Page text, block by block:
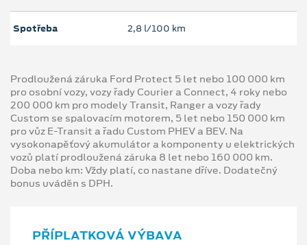
Spotřeba 2,8 l/100 km
Prodloužená záruka Ford Protect 5 let nebo 100 000 km
pro osobní vozy, vozy řady Courier a Connect, 4 roky nebo
200 000 km pro modely Transit, Ranger a vozy řady
Custom se spalovacím motorem, 5 let nebo 150 000 km
pro vůz E-Transit a řadu Custom PHEV a BEV. Na
vysokonapěťový akumulátor a komponenty u elektrických
vozů platí prodloužená záruka 8 let nebo 160 000 km.
Doba nebo km: Vždy platí, co nastane dříve. Dodatečný
bonus uváděn s DPH.
PŘÍPLATKOVÁ VÝBAVA